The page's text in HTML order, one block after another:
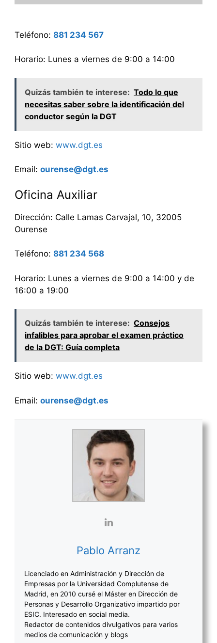
Teléfono: 881 234 567
Horario: Lunes a viernes de 9:00 a 14:00
Quizás también te interese: Todo lo que
necesitas saber sobre la identificación del
conductor según la DGT
Sitio web: www.dgt.es
Email: ourense@dgt.es
Oficina Auxiliar
Dirección: Calle Lamas Carvajal, 10, 32005
Ourense
Teléfono: 881 234 568
Horario: Lunes a viernes de 9:00 a 14:00 y de
16:00 a 19:00
Quizás también te interese: Consejos
infalibles para aprobar el examen práctico
de la DGT: Guía completa
Sitio web: www.dgt.es
Email: ourense@dgt.es
Pablo Arranz
Licenciado en Administración y Dirección de
Empresas por la Universidad Complutense de
Madrid, en 2010 cursé el Máster en Dirección de
Personas y Desarrollo Organizativo impartido por
ESIC. Interesado en social media.
Redactor de contenidos divulgativos para varios
medios de comunicación y blogs